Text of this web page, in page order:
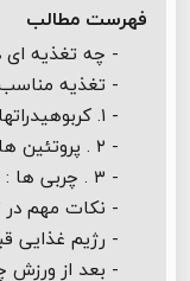
فهرست مطالب
- چه تغذيه
- تغذیه مناسب
- ۱. کربوهیدراتها :
- ۲ . پروتئین ها :
- ۳ . چربی ها :
- نکات مهم در
- رژیم غذایی
- بعد از